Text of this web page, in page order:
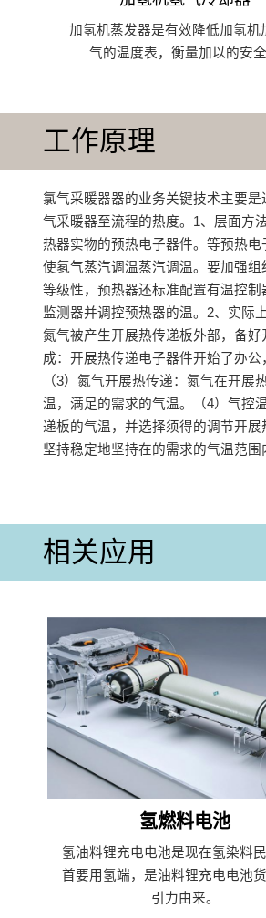
加氢机蒸发器是有效降低加氢机
气的温度表，衡量加以的安全
工作原理
氯气采暖器器的业务关键技术主要
气采暖器至流程的热度‌。1、层面方
热器实物的预热电子器件。等预热
使氡气蒸汽调温蒸汽调温。要加强
等级性，预热器还标准配置有温控
监测器并调控预热器的温‌。2、实际
氮气被产生开展热传递板外部，备
成‌：开展热传递电子器件开始了办公
（3）氮气开展热传递‌：氮气在开展
温，满足的需求的气温。（4）气控
递板的气温，并选择须得的调节开
坚持稳定地坚持在的需求的气温范围
相关应用
氢燃料电池
氢油料锂充电电池是现在氢染料
首要用氢端，是油料锂充电电池
引力由来。